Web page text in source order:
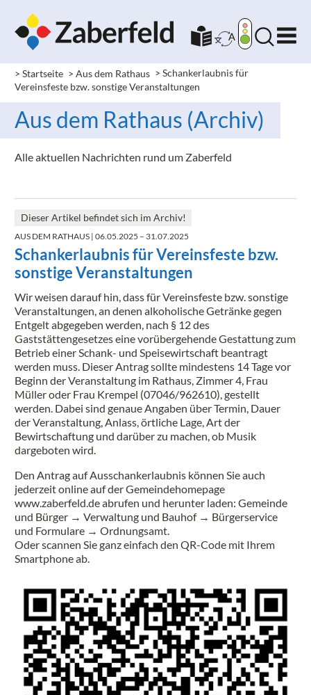
> Startseite > Aus dem Rathaus >Schankerlaubnis für
Vereinsfeste bzw. sonstige Veranstaltungen
Aus dem Rathaus (Archiv)
Alle aktuellen Nachrichten rund um Zaberfeld
Dieser Artikel befindet sich im Archiv!
AUS DEM RATHAUS | 06.05.2025 – 31.07.2025
Schankerlaubnis für Vereinsfeste bzw.
sonstige Veranstaltungen
Wir weisen darauf hin, dass für Vereinsfeste bzw. sonstige
Veranstaltungen, an denen alkoholische Getränke gegen
Entgelt abgegeben werden, nach § 12 des
Gaststättengesetzes eine vorübergehende Gestattung zum
Betrieb einer Schank- und Speisewirtschaft beantragt
werden muss. Dieser Antrag sollte mindestens 14 Tage vor
Beginn der Veranstaltung im Rathaus, Zimmer 4, Frau
Müller oder Frau Krempel (07046/962610), gestellt
werden. Dabei sind genaue Angaben über Termin, Dauer
der Veranstaltung, Anlass, örtliche Lage, Art der
Bewirtschaftung und darüber zu machen, ob Musik
dargeboten wird.
Den Antrag auf Ausschankerlaubnis können Sie auch
jederzeit online auf der Gemeindehomepage
www.zaberfeld.de abrufen und herunter laden: Gemeinde
und Bürger → Verwaltung und Bauhof → Bürgerservice
und Formulare → Ordnungsamt.
Oder scannen Sie ganz einfach den QR-Code mit Ihrem
Smartphone ab.